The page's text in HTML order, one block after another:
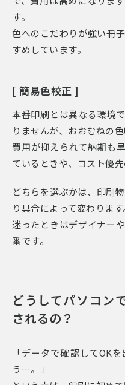
す。
色へのこだわりが強い冊
すめしています。
[ 簡易色校正 ]
本番印刷とは異なる環境
りませんが、おおむねの色
費用が抑えられて納期も
ているときや、コスト優
どちらを選ぶかは、印刷
り具合によって変わります
迷ったときはデザイナー
番です。
どうしてパソコン
されるの？
「データで確認してOK
う…。」